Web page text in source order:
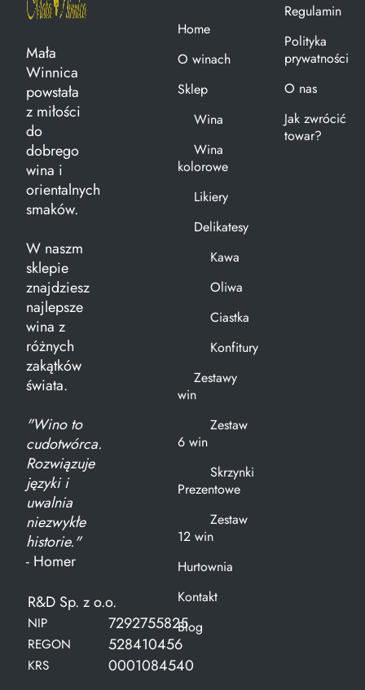
Mała
Winnica
powstała
z miłości
do
dobrego
wina i
orientalnych
smaków.
W naszm
sklepie
znajdziesz
najlepsze
wina z
różnych
zakątków
świata.
"Wino to
cudotwórca.
Rozwiązuje
języki i
uwalnia
niezwykłe
historie."
- Homer
R&D Sp. z o.o.
NIP 7292755825
REGON 528410456
KRS 0001084540
Home
O winach
Sklep
Wina
Wina
kolorowe
Likiery
Delikatesy
Kawa
Oliwa
Ciastka
Konfitury
Zestawy
win
Zestaw
6 win
Skrzynki
Prezentowe
Zestaw
12 win
Hurtownia
Kontakt
Blog
Regulamin
Polityka
prywatności
O nas
Jak zwrócić
towar?